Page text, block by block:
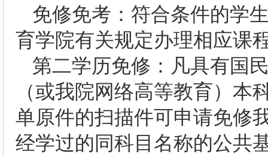
免修免考：符合条件的学
育学院有关规定办理相应课
第二学历免修：凡具有国
（或我院网络高等教育）
单原件的扫描件可申请免修
经学过的同科目名称的公共